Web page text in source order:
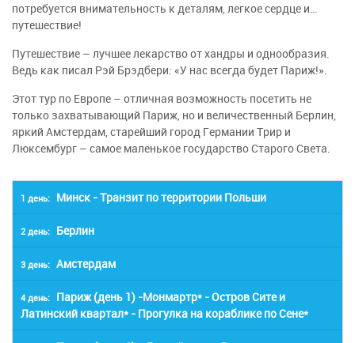
потребуется внимательность к деталям, легкое сердце и…
путешествие!
Путешествие – лучшее лекарство от хандры и однообразия.
Ведь как писал Рэй Брэдбери: «У нас всегда будет Париж!».
Этот тур по Европе – отличная возможность посетить не
только захватывающий Париж, но и величественный Берлин,
яркий Амстердам, старейший город Германии Трир и
Люксембург – самое маленькое государство Старого Света.
1 день: Минск - Транзит по территории Польши
Выезд из Минска ( Выезд из Минска вечером
границе Польши и Германии.
2 день: Берлин
Завтрак (ВКЛЮЧЕНО). Выселение из отеля и
переезд в Берлин.
Обзорная экскурсия по Берлину (ВКЛЮЧЕНА
В ПАКЕТ). Мы посетим Потсдамскую
3 день: Амстердам
Завтрак (ВКЛЮЧЕНО). Выселение из отеля и
переезд в Амстердам.
4 день: Париж (день 1) -Монмартр* - Остров Сите и
Латинский квартал* - Прогулка на кораблике по Сене*